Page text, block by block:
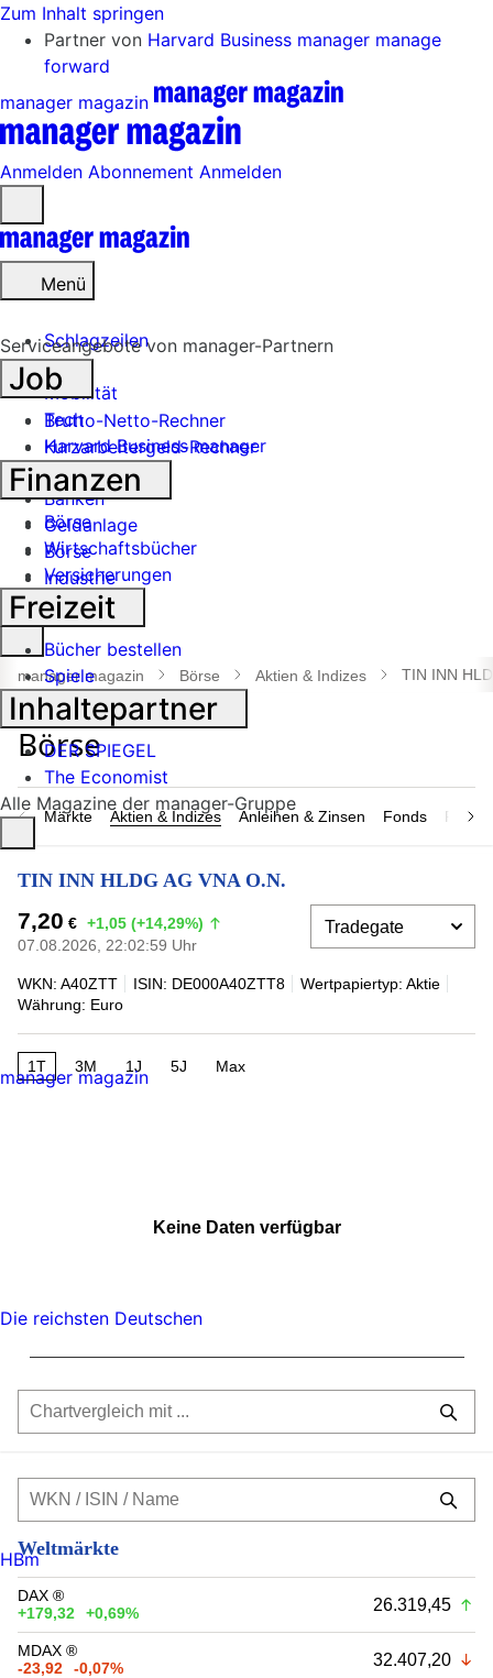
Zum Inhalt springen
Partner von Harvard Business manager manage
forward
manager magazin
Anmelden Abonnement Anmelden
öffnen
Menü
Schlagzeilen
Mobilität
Tech
Harvard Business manager
Handel
Banken
Geldanlage
Börse
Industrie
Suche
öffnen
manager magazin Börse Aktien & Indizes TIN INN
Märkte Aktien & Indizes Anleihen & Zinsen Fonds
TIN INN HLDG AG VNA O.N.
7,20 € +1,05 (+14,29%)
07.08.2026, 22:02:59 Uhr
WKN: A40ZTT ISIN: DE000A40ZTT8
Wertpapiertyp: Aktie
Währung: Euro
1T 3M 1J 5J Max
Keine Daten verfügbar
Weltmärkte
DAX ®
+179,32
+0,69% 26.319,45
MDAX ®
-23,92
-0,07% 32.407,20
Serviceangebote von manager-Partnern
Job
Brutto-Netto-Rechner
Kurzarbeitergeld-Rechner
Finanzen
Börse
Wirtschaftsbücher
Versicherungen
Freizeit
Bücher bestellen
Spiele
Inhaltepartner
DER SPIEGEL
The Economist
Alle Magazine der manager-Gruppe
manager magazin
Die reichsten Deutschen
HBm